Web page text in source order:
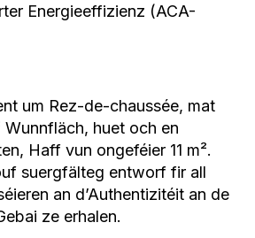
Energieeffizienz (ACA-
um Rez-de-chaussée, mat
Wunnfläch, huet och en
Haff vun ongeféier 11 m².
suergfälteg entworf fir all
an d’Authentizitéit an de
ze erhalen.